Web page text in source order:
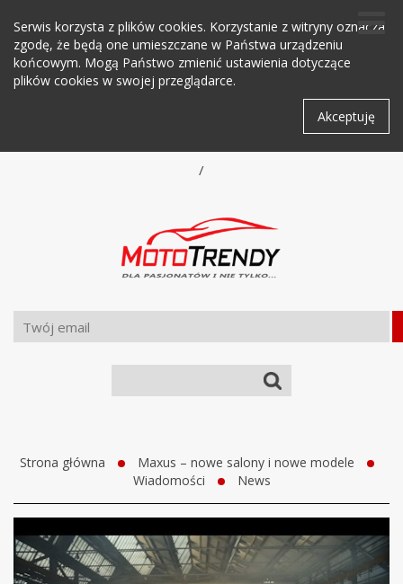
Serwis korzysta z plików cookies. Korzystanie z witryny oznacza
zgodę, że będą one umieszczane w Państwa urządzeniu
końcowym. Mogą Państwo zmienić ustawienia dotyczące
plików cookies w swojej przeglądarce.
Akceptuję
/
Strona główna
Maxus – nowe salony i nowe modele
Wiadomości
News